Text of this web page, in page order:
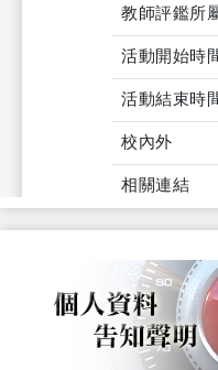
教師評鑑所
活動開始時
活動結束時
校內外
相關連結